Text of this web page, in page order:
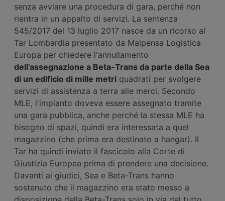
senza avviare una procedura di gara, perché non
rientra in un appalto di servizi. La sentenza
545/2017 del 13 luglio 2017 nasce da un ricorso al
Tar Lombardia presentato da Malpensa Logistica
Europa per chiedere l'annullamento
dell'assegnazione a Beta-Trans da parte della Sea
di un edificio di mille metri quadrati per svolgere
servizi di assistenza a terra alle merci. Secondo
MLE, l'impianto doveva essere assegnato tramite
una gara pubblica, anche perché la stessa MLE ha
bisogno di spazi, quindi era interessata a quel
magazzino (che prima era destinato a hangar). Il
Tar ha quindi inviato il fascicolo alla Corte di
Giustizia Europea prima di prendere una decisione.
Davanti ai giudici, Sea e Beta-Trans hanno
sostenuto che il magazzino era stato messo a